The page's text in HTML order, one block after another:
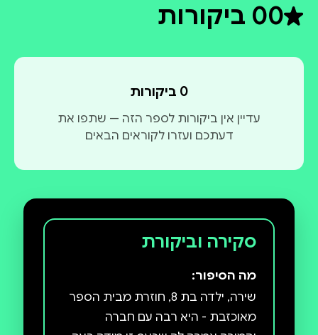
0דירוג ממוצע 0 מתוך 5
0 ביקורות
0 ביקורות
עדיין אין ביקורות לספר הזה — שתפו את
דעתכם ועזרו לקוראים הבאים
סקירה וביקורת
מה הסיפור:
שירה, ילדה בת 8, חוזרת מבית הספר